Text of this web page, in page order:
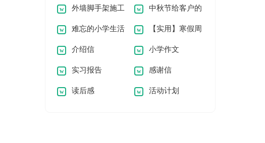
形式不重要，好坏交
由市场》阅读答案
记模板八篇
外墙脚手架施工
合同
中秋节给客户的
感谢信
难忘的小学生活
作文汇编15篇
【实用】寒假周
记范文7篇
介绍信 小学作文
实习报告 感谢信
读后感 活动计划